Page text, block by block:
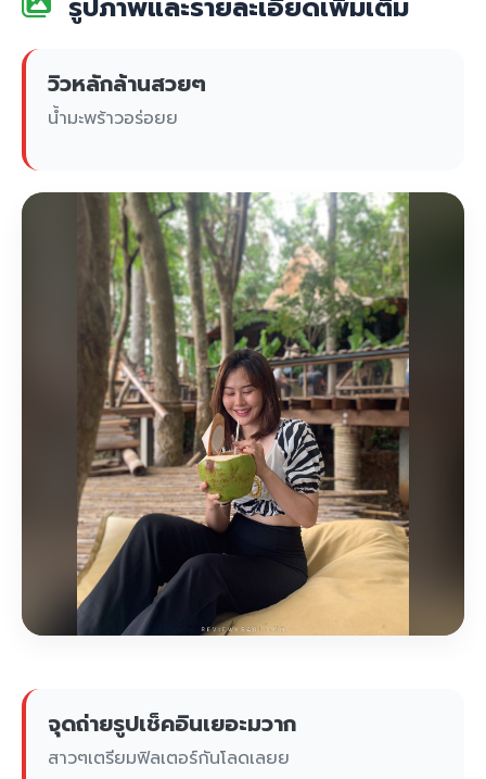
วิวหลักล้านสวยๆ
น้ำมะพร้าวอร่อยย
จุดถ่ายรูปเช็คอินเยอะมวาก
สาวๆเตรียมฟิลเตอร์กันโลดเลยย